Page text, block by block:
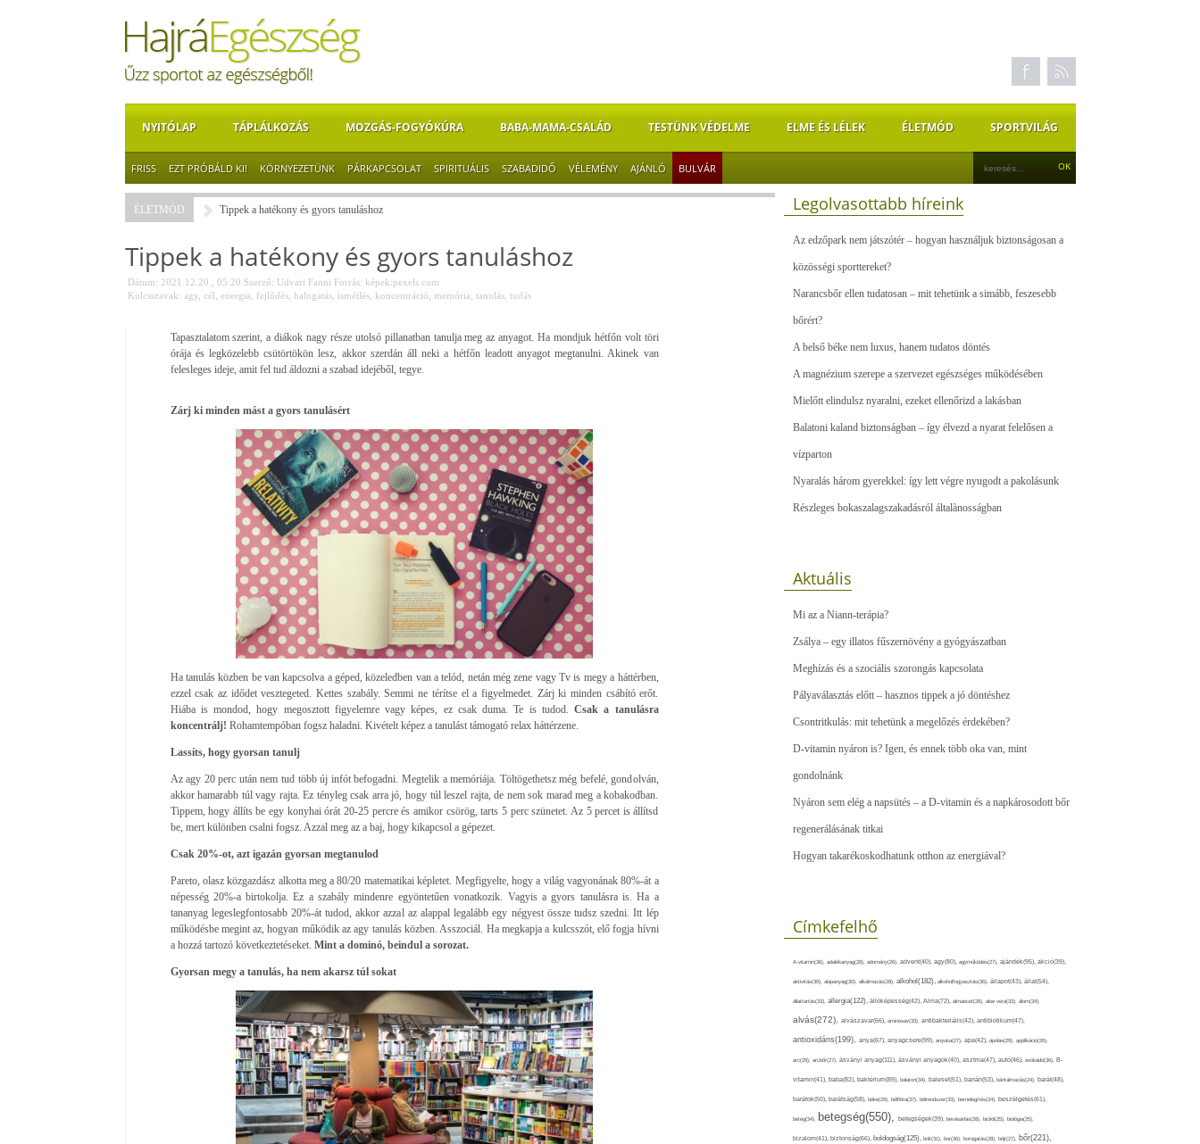
NYITÓLAP TÁPLÁLKOZÁS MOZGÁS-FOGYÓKÚRA BABA-MAMA-CSALÁD TESTÜNK VÉDELME ELME ÉS LÉLEK ÉLETMÓD SPORTVILÁG
FRISS EZT PRÓBÁLD KI! KÖRNYEZETÜNK PÁRKAPCSOLAT SPIRITUÁLIS SZABADIDŐ VÉLEMÉNY AJÁNLÓ BULVÁR
ÉLETMÓD Tippek a hatékony és gyors tanuláshoz
Tippek a hatékony és gyors tanuláshoz
Dátum: 2021.12.20., 05:20 Szerző: Udvari Fanni Forrás: képek:pexels.com
Kulcsszavak: agy, cél energia fejlődés, halogatás, ismétlés, koncentráció memória tanulás, tudás
Tapasztalatom szerint, a diákok nagy része utolsó pillanatban tanulja meg az anyagot. Ha mondjuk hétfőn volt töri
órája és legközelebb csütörtökön lesz, akkor szerdán áll neki a hétfőn leadott anyagot megtanulni. Akinek van
felesleges ideje, amit fel tud áldozni a szabad idejéből, tegye.
Zárj ki minden mást a gyors tanulásért
Ha tanulás közben be van kapcsolva a géped, közeledben van a telód, netán még zene vagy Tv is megy a háttérben,
ezzel csak az idődet vesztegeted. Kettes szabály. Semmi ne térítse el a figyelmedet. Zárj ki minden csábító erőt.
Hiába is mondod, hogy megosztott figyelemre vagy képes, ez csak duma. Te is tudod.
Csak a tanulásra
koncentrálj! Rohamtempóban fogsz haladni. Kivételt képez a tanulást támogató relax háttérzene.
Lassíts, hogy gyorsan tanulj
Az agy 20 perc után nem tud több új infót befogadni. Megtelik a memóriája. Töltögethetsz még befelé, gondolván,
akkor hamarabb túl vagy rajta. Ez tényleg csak arra jó, hogy túl leszel rajta, de nem sok marad meg a kobakodban.
Tippem, hogy állíts be egy konyhai órát 20-25 percre és amikor csörög, tarts 5 perc szünetet. Az 5 percet is állítsd
be, mert különben csalni fogsz. Azzal meg az a baj, hogy kikapcsol a gépezet.
Csak 20%-ot, azt igazán gyorsan megtanulod
Pareto, olasz közgazdász alkotta meg a 80/20 matematikai képletet. Megfigyelte, hogy a világ vagyonának 80%-át a
népesség 20%-a birtokolja. Ez a szabály mindenre egyöntetűen vonatkozik. Vagyis a gyors tanulásra is. Ha a
tananyag legeslegfontosabb 20%-át tudod, akkor azzal az alappal legalább egy négyest össze tudsz szedni. Itt lép
működésbe megint az, hogyan működik az agy tanulás közben. Asszociál. Ha megkapja a kulcsszót, elő fogja hívni
a hozzá tartozó következtetéseket. Mint a dominó, beindul a sorozat.
Gyorsan megy a tanulás, ha nem akarsz túl sokat
Legolvasottabb híreink
Az edzőpark nem játszótér – hogyan használjuk biztonságosan a
közösségi sporttereket?
Narancsbőr ellen tudatosan – mit tehetünk a simább, feszesebb
bőrért?
A belső béke nem luxus, hanem tudatos döntés
A magnézium szerepe a szervezet egészséges működésében
Mielőtt elindulsz nyaralni, ezeket ellenőrizd a lakásban
Balatoni kaland biztonságban – így élvezd a nyarat felelősen a
vízparton
Nyaralás három gyerekkel: így lett végre nyugodt a pakolásunk
Részleges bokaszalagszakadásról általànosságban
Aktuális
Mi az a Niann-terápia?
Zsálya – egy illatos fűszernövény a gyógyászatban
Meghízás és a szociális szorongás kapcsolata
Pályaválasztás előtt – hasznos tippek a jó döntéshez
Csontritkulás: mit tehetünk a megelőzés érdekében?
D-vitamin nyáron is? Igen, és ennek több oka van, mint
gondolnánk
Nyáron sem elég a napsütés – a D-vitamin és a napkárosodott bőr
regenerálásának titkai
Hogyan takarékoskodhatunk otthon az energiával?
Címkefelhő
A-vitamin(36), adalékanyag(28), adomány(26), advent(40), agy(80), agyműködés(27), ajándék(95), akció(39),
aktivitás(30), alapanyag(30), alkalmazás(28), alkohol(182), alkoholfogyasztás(36), állapot(43), állat(54),
állattartás(33), allergia(122), állóképesség(42), Alma(72), almaecet(26), aloe vera(33), álom(34),
alvás(272), alvászavar(66), aminosav(33), antibakteriális(42), antibiotikum(47),
antioxidáns(199), anya(67), anyagcsere(99), anyuka(27), apa(42), ápolás(29), applikáció(26),
arc(29), arcbőr(27), ásványi anyag(111), ásványi anyagok(40), asztma(47), autó(46), avokádó(36), B-
vitamin(41), baba(82), baktérium(89), balaton(34), baleset(51), banán(53), bántalmazás(24), barát(48),
barátok(50), barátság(58), béke(29), bélflóra(37), bélrendszer(33), bemelegítés(24), beszélgetés(61),
beteg(34), betegség(550), betegségek(39), bevásárlás(28), bicikli(25), biológia(25),
bizalom(41), biztonság(66), boldogság(125), bolt(31), bor(36), borogatás(28), böjt(27), bőr(221),